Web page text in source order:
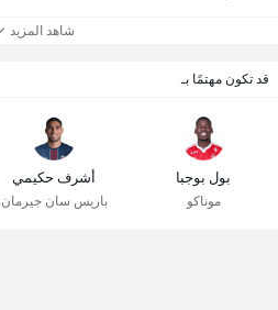
شاهد المزيد
قد تكون مهتمًا بـ
بول بوجبا
موناكو
أشرف حكيمي
باريس سان جيرمان